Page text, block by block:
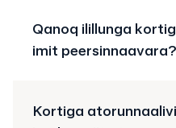
Qanoq ilillunga
imit peersinnaavara?
Kortiga